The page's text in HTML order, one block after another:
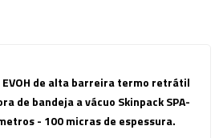
de alta barreiratermo retrátil
de bandeja a vácuo Skinpack SPA-
- 100 micras de espessura.